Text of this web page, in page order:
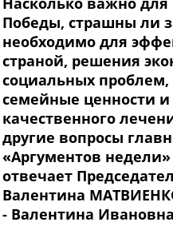
Победы, страшны ли
необходимо для
страной, решения
социальных проблем,
семейные ценности и
качественного
другие вопросы
«Аргументов
отвечает
Валентина
- Валентина